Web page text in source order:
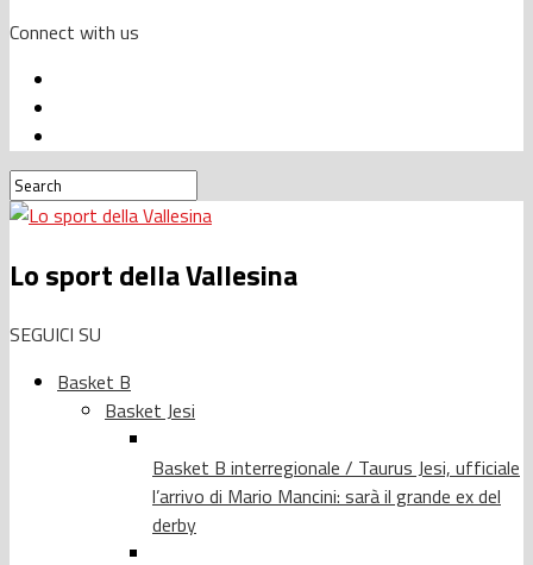
Connect with us
Lo sport della Vallesina
SEGUICI SU
Basket B
Basket Jesi
Basket B interregionale / Taurus Jesi, ufficiale
l’arrivo di Mario Mancini: sarà il grande ex del
derby